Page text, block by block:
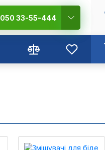
050 33-55-444